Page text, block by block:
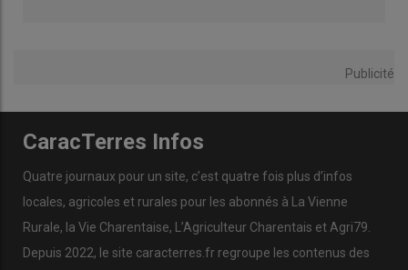
Publicité
CaracTerres Infos
Quatre journaux pour un site, c’est quatre fois plus d’infos
locales, agricoles et rurales pour les abonnés à La Vienne
Rurale, la Vie Charentaise, L’Agriculteur Charentais et Agri79.
Depuis 2022, le site caracterres.fr regroupe les contenus des